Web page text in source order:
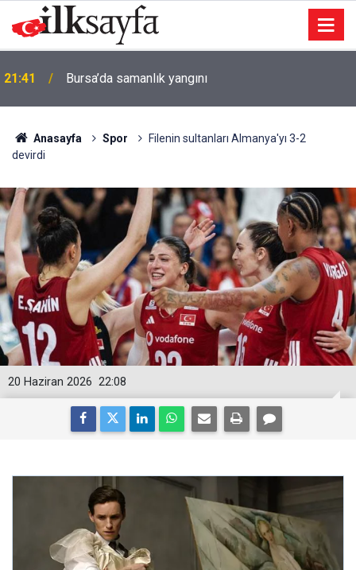
21:41 Bursa’da samanlık yangını
Anasayfa Spor
Filenin sultanları Almanya'yı 3-2
devirdi
22:08
20 Haziran 2026